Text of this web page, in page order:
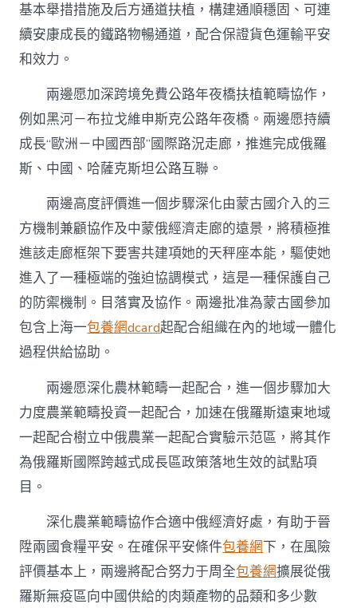
基本舉措措施及后方通道扶植，構建通順穩固、可連
續安康成長的鐵路物暢通道，配合保證貨色運輸平安
和效力。
兩邊愿加深跨境免費公路年夜橋扶植範疇協作，
例如黑河－布拉戈維申斯克公路年夜橋。兩邊愿持續
成長“歐洲－中國西部”國際路況走廊，推進完成俄羅
斯、中國、哈薩克斯坦公路互聯。
兩邊高度評價進一個步驟深化由蒙古國介入的三
方機制兼顧協作及中蒙俄經濟走廊的遠景，將積極推
進該走廊框架下要害共建項她的天秤座本能，驅使她
進入了一種極端的強迫協調模式，這是一種保護自己
的防禦機制。目落實及協作。兩邊批准為蒙古國參加
包含上海一包養網dcard起配合組織在內的地域一體化
過程供給協助。
兩邊愿深化農林範疇一起配合，進一個步驟加大
力度農業範疇投資一起配合，加速在俄羅斯遠東地域
一起配合樹立中俄農業一起配合實驗示范區，將其作
為俄羅斯國際跨越式成長區政策落地生效的試點項
目。
深化農業範疇協作合適中俄經濟好處，有助于晉
陞兩國食糧平安。在確保平安條件包養網下，在風險
評價基本上，兩邊將配合努力于周全包養網擴展從俄
羅斯無疫區向中國供給的肉類產物的品類和多少數